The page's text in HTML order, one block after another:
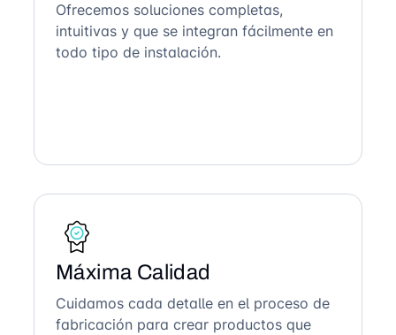
Ofrecemos soluciones completas,
intuitivas y que se integran fácilmente en
todo tipo de instalación.
Máxima Calidad
Cuidamos cada detalle en el proceso de
fabricación para crear productos que